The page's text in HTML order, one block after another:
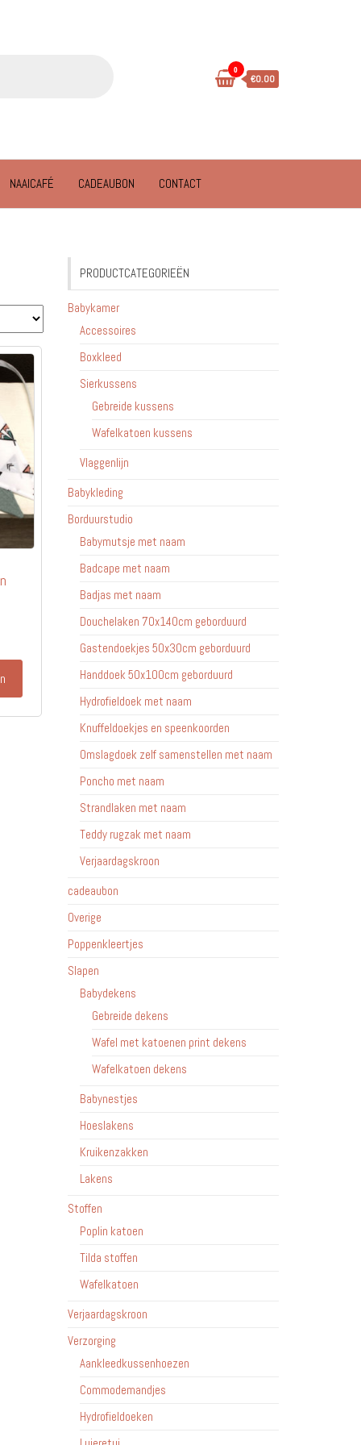
0
€0.00
NAAICAFÉ CADEAUBON CONTACT
PRODUCTCATEGORIEËN
Babykamer
Accessoires
Boxkleed
Sierkussens
Gebreide kussens
Wafelkatoen kussens
Vlaggenlijn
Babykleding
Borduurstudio
Babymutsje met naam
Badcape met naam
Badjas met naam
Douchelaken 70x140cm geborduurd
Gastendoekjes 50x30cm geborduurd
Handdoek 50x100cm geborduurd
Hydrofieldoek met naam
Knuffeldoekjes en speenkoorden
Omslagdoek zelf samenstellen met naam
Poncho met naam
Strandlaken met naam
Teddy rugzak met naam
Verjaardagskroon
cadeaubon
Overige
Poppenkleertjes
Slapen
Babydekens
Gebreide dekens
Wafel met katoenen print dekens
Wafelkatoen dekens
Babynestjes
Hoeslakens
Kruikenzakken
Lakens
Stoffen
Poplin katoen
Tilda stoffen
Wafelkatoen
Verjaardagskroon
Verzorging
Aankleedkussenhoezen
Commodemandjes
Hydrofieldoeken